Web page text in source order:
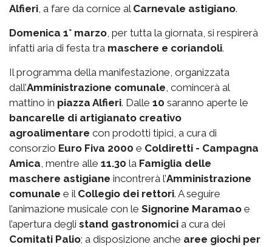
Alfieri , a fare da cornice al Carnevale astigiano.
Domenica 1° marzo , per tutta la giornata, si respirerà
infatti aria di festa tra maschere e coriandoli.
Il programma della manifestazione, organizzata
dall’Amministrazione comunale , comincerà al
mattino in piazza Alfieri. Dalle 10 saranno aperte le
bancarelle di artigianato creativo
agroalimentare con prodotti tipici, a cura di
consorzio Euro Fiva 2000 e Coldiretti - Campagna
Amica , mentre alle 11.30 la Famiglia delle
maschere astigiane incontrerà l’Amministrazione
comunale e il Collegio dei rettori. A seguire
l’animazione musicale con le Signorine Maramao e
l’apertura degli stand gastronomici a cura dei
Comitati Palio; a disposizione anche aree giochi per